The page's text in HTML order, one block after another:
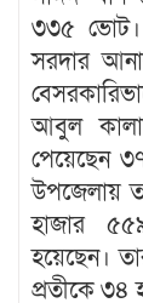
৩৩৫ ভোট।
সরদার
আবুল
পেয়েছেন
উপজেলায়
হাজার
হয়েছেন।
প্রতীকে ৩৪